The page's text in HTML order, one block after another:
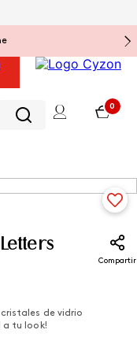
0
Compartir
de vidrio
a tu look!